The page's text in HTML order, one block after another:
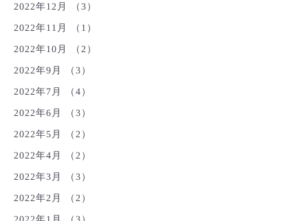
2022年12月 （3）
2022年11月 （1）
2022年10月 （2）
2022年9月 （3）
2022年7月 （4）
2022年6月 （3）
2022年5月 （2）
2022年4月 （2）
2022年3月 （3）
2022年2月 （2）